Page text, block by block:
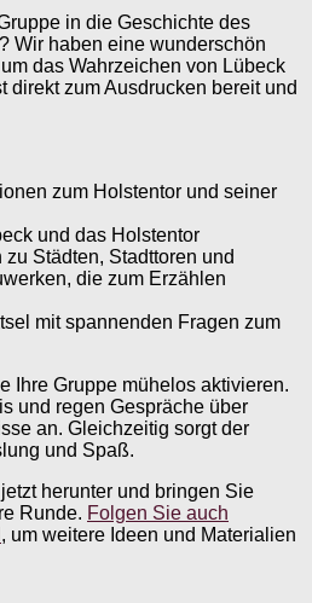
in die Geschichte des
Wir haben eine wunderschön
das Wahrzeichen von Lübeck
direkt zum Ausdrucken bereit und
zum Holstentor und seiner
und das Holstentor
Städten, Stadttoren und
die zum Erzählen
mit spannenden Fragen zum
Ihre Gruppe mühelos aktivieren.
und regen Gespräche über
an. Gleichzeitig sorgt der
und Spaß.
herunter und bringen Sie
Runde. Folgen Sie auch
, um weitere Ideen und Materialien